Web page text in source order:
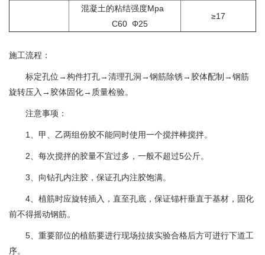
混凝土的粘结强度Mpa
C60 Φ25
≥17
施工流程：
标定孔位→构件打孔→清理孔洞→钢筋除锈→胶体配制→钢筋
旋转压入→胶体固化→质量检验。
注意事项：
1、甲、乙两组份胶不能同时使用一个搅拌棒搅拌。
2、每次搅拌的胶量不宜过多，一般不超过5公斤。
3、向钻孔内注胶，保证孔内注胶饱满。
4、植筋时应旋转插入，直至孔底，保证锚杆垂直于基材，固化
前不得摇动钢筋。
5、重要部位的植筋要进行现场拉拔实验合格后方可进行下道工
序。